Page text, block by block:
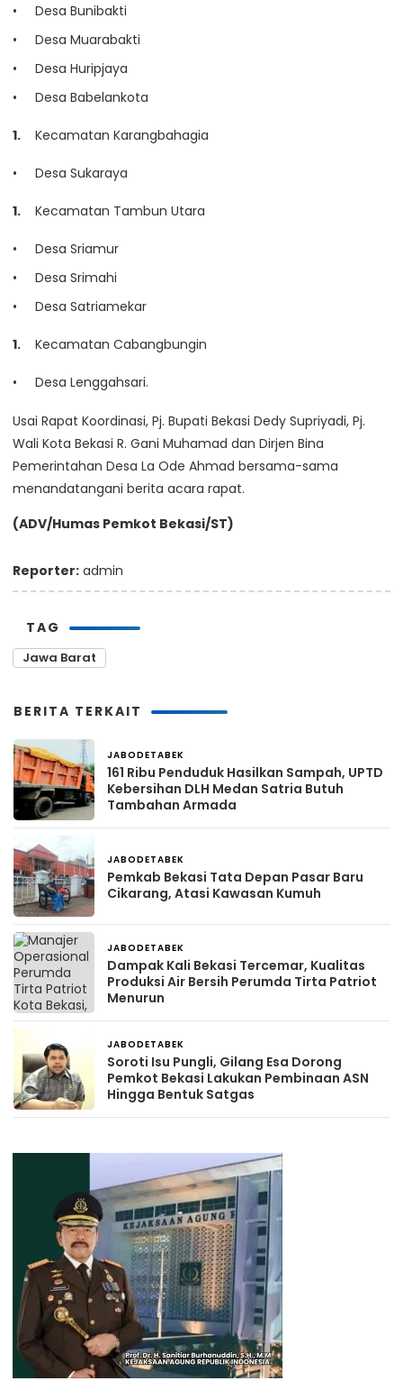
Desa Bunibakti
Desa Muarabakti
Desa Huripjaya
Desa Babelankota
Kecamatan Karangbahagia
Desa Sukaraya
Kecamatan Tambun Utara
Desa Sriamur
Desa Srimahi
Desa Satriamekar
Kecamatan Cabangbungin
Desa Lenggahsari.
Usai Rapat Koordinasi, Pj. Bupati Bekasi Dedy Supriyadi, Pj.
Wali Kota Bekasi R. Gani Muhamad dan Dirjen Bina
Pemerintahan Desa La Ode Ahmad bersama-sama
menandatangani berita acara rapat.
(ADV/Humas Pemkot Bekasi/ST)
Reporter: admin
TAG
Jawa Barat
BERITA TERKAIT
JABODETABEK
161 Ribu Penduduk Hasilkan Sampah, UPTD
Kebersihan DLH Medan Satria Butuh
Tambahan Armada
JABODETABEK
Pemkab Bekasi Tata Depan Pasar Baru
Cikarang, Atasi Kawasan Kumuh
JABODETABEK
Dampak Kali Bekasi Tercemar, Kualitas
Produksi Air Bersih Perumda Tirta Patriot
Menurun
JABODETABEK
Soroti Isu Pungli, Gilang Esa Dorong
Pemkot Bekasi Lakukan Pembinaan ASN
Hingga Bentuk Satgas